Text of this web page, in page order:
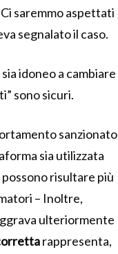
saremmo aspettati
segnalato il caso.
idoneo a cambiare
sono sicuri.
sanzionato
sia utilizzata
risultare più
– Inoltre,
ulteriormente
rappresenta,